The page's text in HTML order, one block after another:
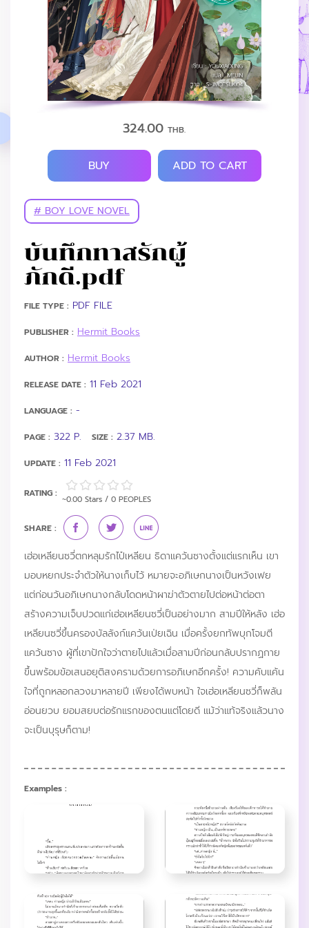
324.00THB.
BUY ADD TO CART
# BOY LOVE NOVEL
บันทึกทาสรักผู้
ภักดี.pdf
FILE TYPE : PDF FILE
PUBLISHER : Hermit Books
AUTHOR : Hermit Books
RELEASE DATE : 11 Feb 2021
LANGUAGE : -
PAGE : 322 P. SIZE : 2.37 MB.
UPDATE : 11 Feb 2021
RATING :
~0.00 Stars / 0 PEOPLES
SHARE :
เฮ่อเหลียนซวี่ตกหลุมรักไป๋เหลียน ธิดาแคว้นซางตั้งแต่แรกเห็น เขา
มอบหยกประจำตัวให้นางเก็บไว้ หมายจะอภิเษกนางเป็นหวังเฟย
แต่ก่อนวันอภิเษกนางกลับโดดหน้าผาฆ่าตัวตายไปต่อหน้าต่อตา
สร้างความเจ็บปวดแก่เฮ่อเหลียนซวี่เป็นอย่างมาก สามปีให้หลัง เฮ่อ
เหลียนซวี่ขึ้นครองบัลลังก์แคว้นเป่ยเฉิน เมื่อครั้งยกทัพบุกโจมตี
แคว้นซาง ผู้ที่เขาปักใจว่าตายไปแล้วเมื่อสามปีก่อนกลับปรากฏกาย
ขึ้นพร้อมข้อเสนอยุติสงครามด้วยการอภิเษกอีกครั้ง! ความคับแค้น
ใจที่ถูกหลอกลวงมาหลายปี เพียงได้พบหน้า ใจเฮ่อเหลียนซวี่ก็พลัน
อ่อนยวบ ยอมสยบต่อรักแรกของตนแต่โดยดี แม้ว่าแท้จริงแล้วนาง
จะเป็นบุรุษก็ตาม!
Examples :